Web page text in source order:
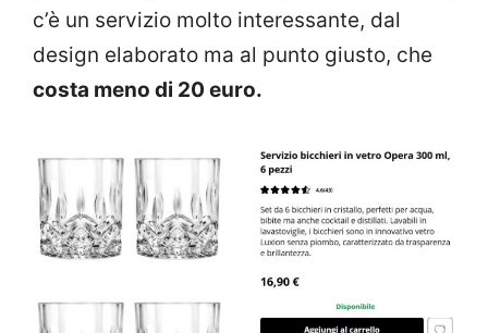
c’è un servizio molto interessante, dal
design elaborato ma al punto giusto, che
costa meno di 20 euro.